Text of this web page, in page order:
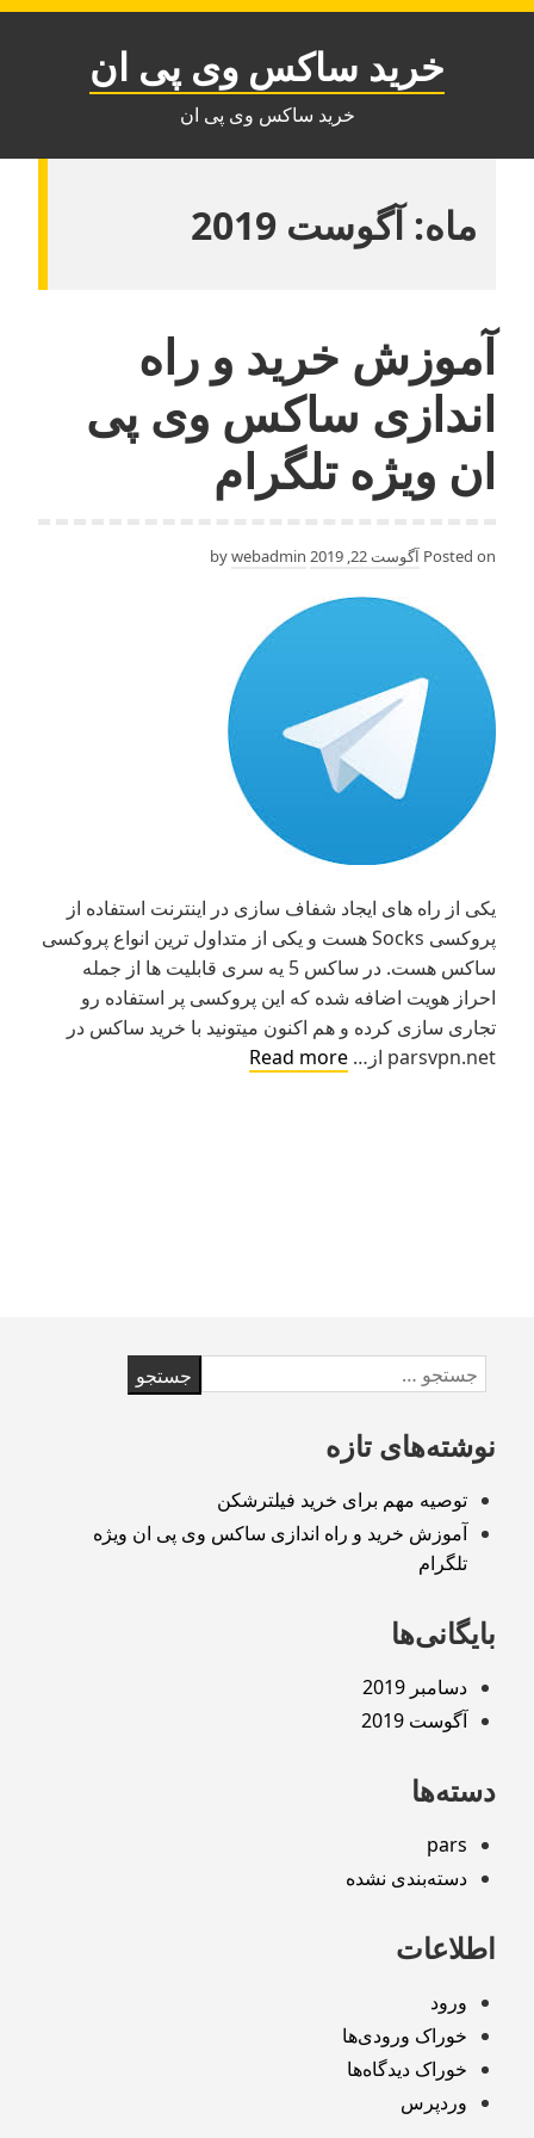
Skip
خرید ساکس وی پی ان
خرید ساکس وی پی ان
ماه:آگوست 2019
آموزش خرید و راه
اندازی ساکس وی پی
ان ویژه تلگرام
Posted on آگوست 22, 2019 webadmin
یکی از راه های ایجاد شفاف سازی در اینترنت استفاده از
پروکسی Socks هست و یکی از متداول ترین انواع پروکسی
ساکس هست. در ساکس 5 یه سری قابلیت ها از جمله
احراز هویت اضافه شده که این پروکسی پر استفاده رو
تجاری سازی کرده و هم اکنون میتونید با خرید ساکس در
parsvpn.net از…
Read more
تلگرام
Skip
to
جستجو
برای:
نوشته‌های تازه
توصیه مهم برای خرید فیلترشکن
آموزش خرید و راه اندازی ساکس وی پی ان ویژه
تلگرام
بایگانی‌ها
دسامبر 2019
آگوست 2019
دسته‌ها
pars
دسته‌بندی نشده
اطلاعات
ورود
خوراک ورودی‌ها
خوراک دیدگاه‌ها
وردپرس